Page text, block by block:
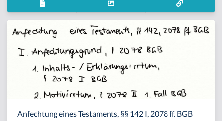
Anfechtung eines Testaments, §§ 142 I, 2078 ff. BGB